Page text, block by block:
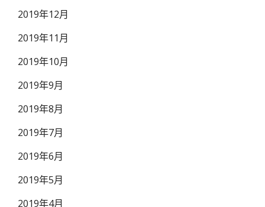
2019年12月
2019年11月
2019年10月
2019年9月
2019年8月
2019年7月
2019年6月
2019年5月
2019年4月